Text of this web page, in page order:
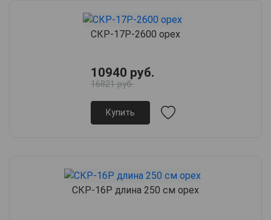
СКР-17Р-2600 орех
10940 руб.
16821 руб.
Купить
СКР-16Р длина 250 см орех